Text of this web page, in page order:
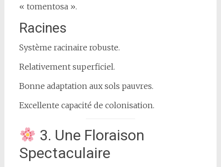
« tomentosa ».
Racines
Système racinaire robuste.
Relativement superficiel.
Bonne adaptation aux sols pauvres.
Excellente capacité de colonisation.
3. Une Floraison
Spectaculaire